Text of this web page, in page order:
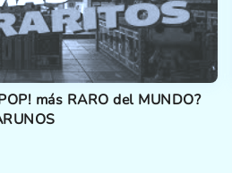
más RARO del MUNDO?